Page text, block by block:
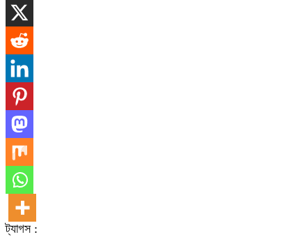
ট্যাগস :